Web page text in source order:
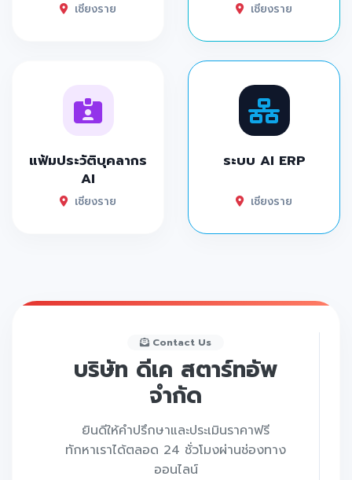
เชียงราย เชียงราย
แฟ้มประวัติบุคลากร
AI
เชียงราย
ระบบ AI ERP
เชียงราย
Contact Us
บริษัท ดีเค สตาร์ทอัพ
จำกัด
ยินดีให้คำปรึกษาและประเมินราคาฟรี
ทักหาเราได้ตลอด 24 ชั่วโมงผ่านช่องทาง
ออนไลน์